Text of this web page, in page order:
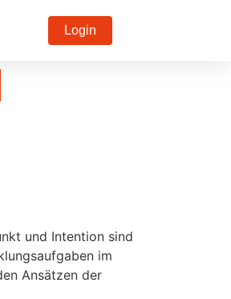
Login
und Intention sind
im
Ansätzen der